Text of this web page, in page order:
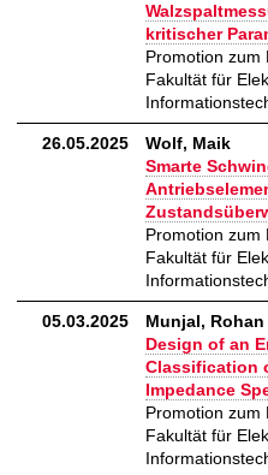
kritischer
Promotion zum
Fakultät für
26.05.2025
Wolf, Maik
Smarte
Promotion zum
Fakultät für
05.03.2025
Munjal, Rohan
Design of an
Classification
Impedance
Promotion zum
Fakultät für